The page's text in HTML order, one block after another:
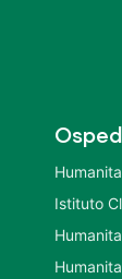
Istituto